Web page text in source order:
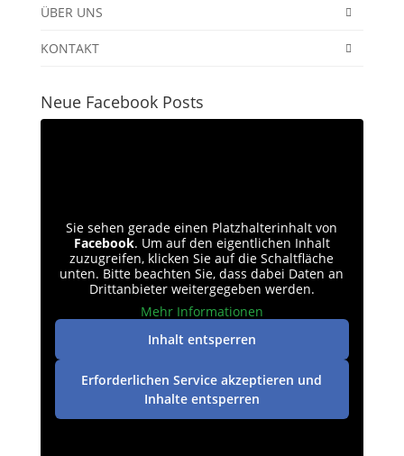
ÜBER UNS
KONTAKT
Neue Facebook Posts
Sie sehen gerade einen Platzhalterinhalt von
Facebook. Um auf den eigentlichen Inhalt
zuzugreifen, klicken Sie auf die Schaltfläche
unten. Bitte beachten Sie, dass dabei Daten an
Drittanbieter weitergegeben werden.
Mehr Informationen
Inhalt entsperren
Erforderlichen Service akzeptieren und
Inhalte entsperren